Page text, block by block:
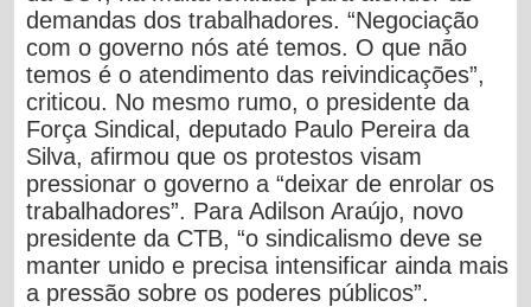
demandas dos trabalhadores. “Negociação
com o governo nós até temos. O que não
temos é o atendimento das reivindicações”,
criticou. No mesmo rumo, o presidente da
Força Sindical, deputado Paulo Pereira da
Silva, afirmou que os protestos visam
pressionar o governo a “deixar de enrolar os
trabalhadores”. Para Adilson Araújo, novo
presidente da CTB, “o sindicalismo deve se
manter unido e precisa intensificar ainda mais
a pressão sobre os poderes públicos”.